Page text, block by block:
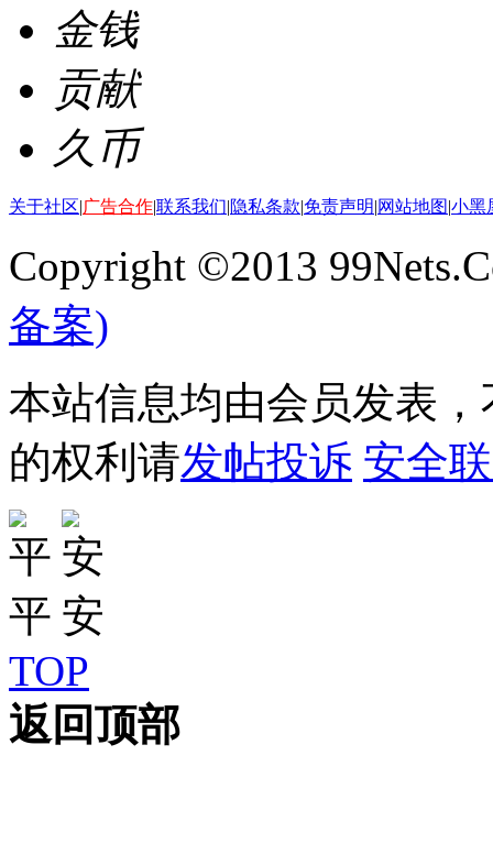
金钱
贡献
久币
关于社区|广告合作|联系我们|隐私条款|免责声明|网站地图|小黑
Copyright ©2013
备案)
本站信息均由会员发表
的权利请发帖投诉 安全
TOP
返回顶部